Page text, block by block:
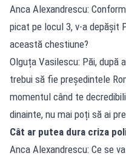
Anca Alexandrescu:
picat pe locul 3, v-a depășit
această chestiune?
Olguța Vasilescu: Păi, după
trebui să fie președintele
momentul când te
dinainte, nu mai poți să ai
Cât ar putea dura criza
Anca Alexandrescu: Ce se